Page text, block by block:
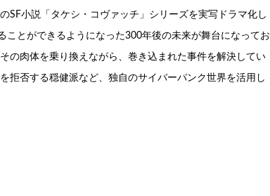
SF小説「タケシ・コヴァッチ」シリーズを実写ドラマ化し
ことができるようになった300年後の未来が舞台になってお
の肉体を乗り換えながら、巻き込まれた事件を解決してい
拒否する穏健派など、独自のサイバーパンク世界を活用し